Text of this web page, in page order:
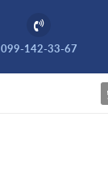
099-142-33-67